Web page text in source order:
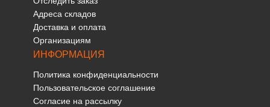
Адреса складов
Доставка и оплата
Организациям
ИНФОРМАЦИЯ
Политика конфиденциальности
Пользовательское соглашение
Согласие на рассылку